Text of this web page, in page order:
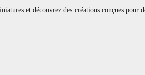
et découvrez des créations conçues pour